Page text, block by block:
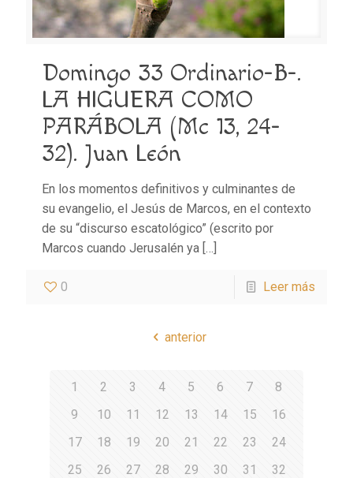
Domingo 33 Ordinario-B-.
LA HIGUERA COMO
PARÁBOLA (Mc 13, 24-
32). Juan León
En los momentos definitivos y culminantes de
su evangelio, el Jesús de Marcos, en el contexto
de su “discurso escatológico” (escrito por
Marcos cuando Jerusalén ya […]
0 Leer más
anterior
1 2 3 4 5 6 7
8
9
10 11 12 13 14 15
16
17
18 19 20 21 22 23
24
25
26 27 28 29 30 31
32